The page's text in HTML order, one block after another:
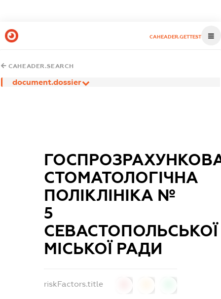
CAHEADER.GETTEST
CAHEADER.SEARCH
document.dossier
СТОМАТОЛОГІЧНА
ПОЛІКЛІНІКА №
5
СЕВАСТОПОЛЬСЬКОЇ
МІСЬКОЇ РАДИ
riskFactors.title